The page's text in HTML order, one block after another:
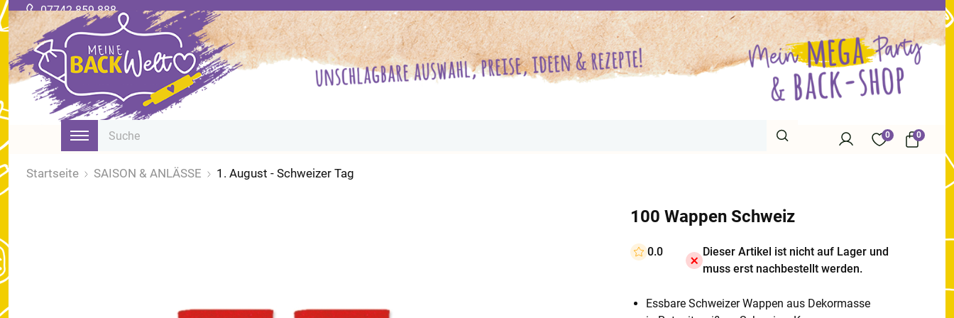
07742 859 888
0 0
Startseite SAISON & ANLÄSSE 1. August - Schweizer Tag
100 Wappen Schweiz
0.0
Dieser Artikel ist nicht auf Lager und
muss erst nachbestellt werden.
Essbare Schweizer Wappen aus Dekormasse